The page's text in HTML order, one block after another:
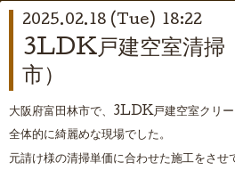
2025.02.18 (Tue) 18:22
3LDK戸建空室清掃
市）
大阪府富田林市で、3LDK戸建空室クリー
全体的に綺麗めな現場でした。
元請け様の清掃単価に合わせた施工をさせ